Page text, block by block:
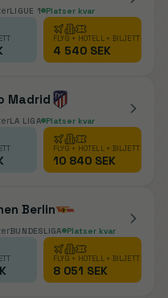
LIGUE 1 Platser kvar
FLYG + HOTELL + BILJETT
4 540 SEK
Madrid
LA LIGA Platser kvar
FLYG + HOTELL + BILJETT
10 840 SEK
Berlin
BUNDESLIGA Platser kvar
FLYG + HOTELL + BILJETT
8 051 SEK